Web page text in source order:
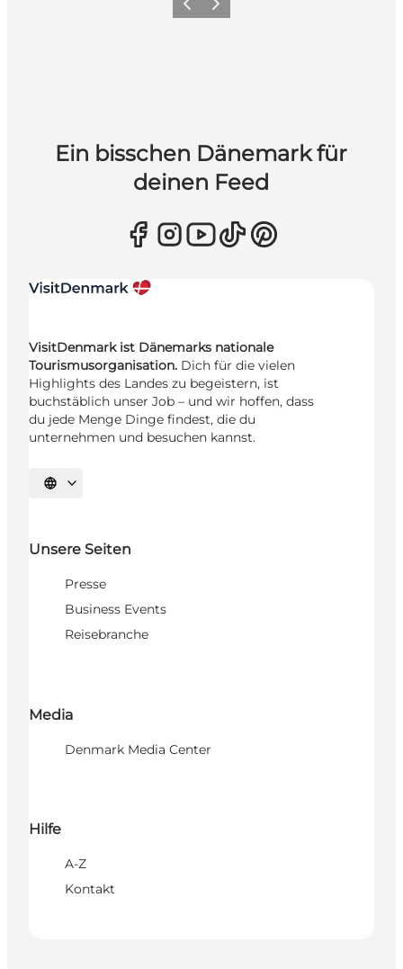
ZurückWeiter
Ein bisschen Dänemark für
deinen Feed
VisitDenmark ist Dänemarks nationale
Tourismusorganisation. Dich für die vielen
Highlights des Landes zu begeistern, ist
buchstäblich unser Job – und wir hoffen, dass
du jede Menge Dinge findest, die du
unternehmen und besuchen kannst.
Sprache auswählen
Unsere Seiten
Presse
Business Events
Reisebranche
Media
Denmark Media Center
Hilfe
A-Z
Kontakt